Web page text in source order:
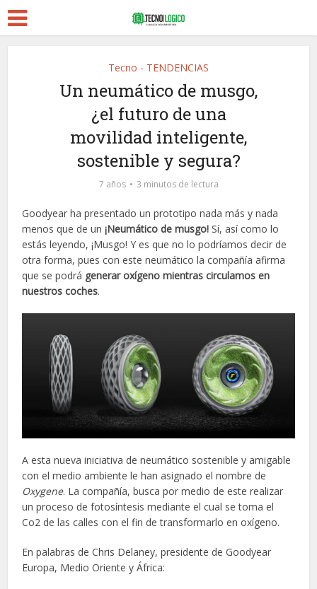
Tecno - TENDENCIAS
Un neumático de musgo,
¿el futuro de una
movilidad inteligente,
sostenible y segura?
7 años 3 minutos de lectura
Goodyear ha presentado un prototipo nada más y nada
menos que de un¡Neumático de musgo! Sí, así como lo
estás leyendo, ¡Musgo! Y es que no lo podríamos decir de
otra forma, pues con este neumático la compañía afirma
que se podrá generar oxígeno mientras circulamos en
nuestros coches.
A esta nueva iniciativa de neumático sostenible y amigable
con el medio ambiente le han asignado el nombre de
Oxygene. La compañía, busca por medio de este realizar
un proceso de fotosíntesis mediante el cual se toma el
Co2 de las calles con el fin de transformarlo en oxígeno.
En palabras de Chris Delaney, presidente de Goodyear
Europa, Medio Oriente y África: